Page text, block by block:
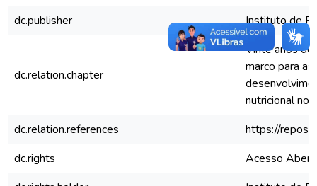
dc.publisher
Instituto de
dc.relation.chapter
Vinte anos de
marco para
nutricional no
dc.relation.references
https://
dc.rights
Acesso